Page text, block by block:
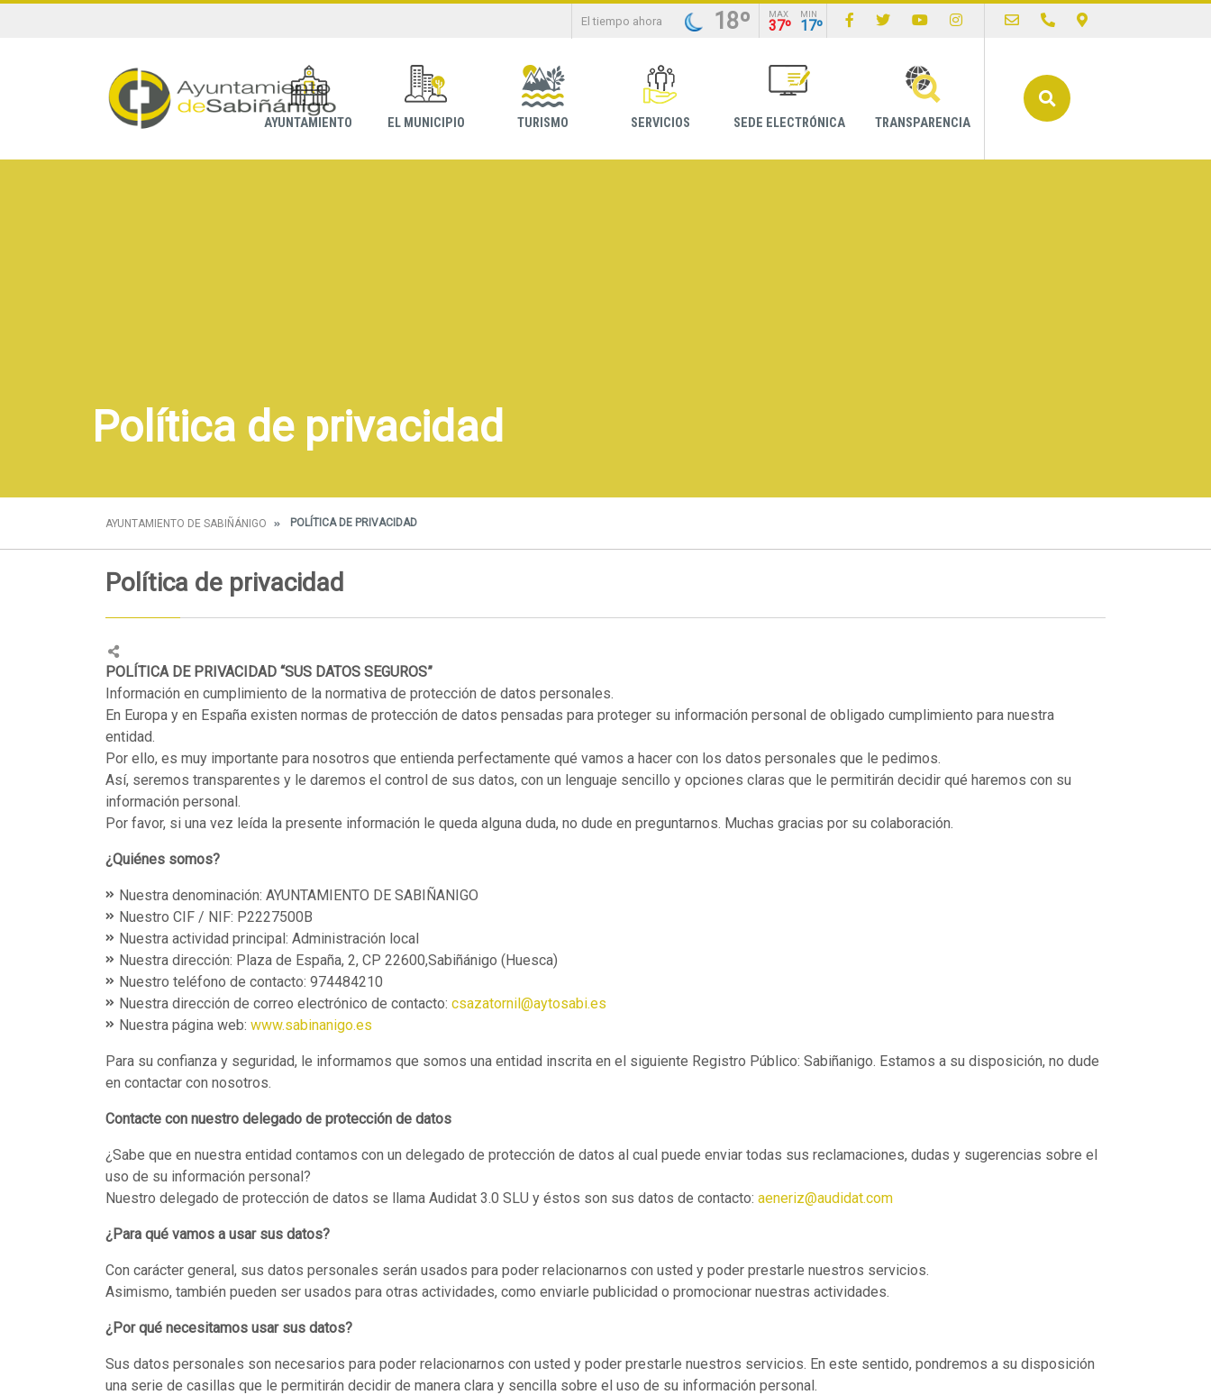
El tiempo ahora 18º MAX
37º
MIN
17º
AYUNTAMIENTO EL MUNICIPIO TURISMO SERVICIOS SEDE ELECTRÓNICA TRANSPARENCIA
Política de privacidad
AYUNTAMIENTO DE SABIÑÁNIGO POLÍTICA DE PRIVACIDAD
Política de privacidad
POLÍTICA DE PRIVACIDAD “SUS DATOS SEGUROS”
Información en cumplimiento de la normativa de protección de datos personales.
En Europa y en España existen normas de protección de datos pensadas para proteger su información personal de obligado cumplimiento para nuestra
entidad.
Por ello, es muy importante para nosotros que entienda perfectamente qué vamos a hacer con los datos personales que le pedimos.
Así, seremos transparentes y le daremos el control de sus datos, con un lenguaje sencillo y opciones claras que le permitirán decidir qué haremos con su
información personal.
Por favor, si una vez leída la presente información le queda alguna duda, no dude en preguntarnos. Muchas gracias por su colaboración.
¿Quiénes somos?
Nuestra denominación: AYUNTAMIENTO DE SABIÑANIGO
Nuestro CIF / NIF: P2227500B
Nuestra actividad principal: Administración local
Nuestra dirección: Plaza de España, 2, CP 22600,Sabiñánigo (Huesca)
Nuestro teléfono de contacto: 974484210
Nuestra dirección de correo electrónico de contacto: csazatornil@aytosabi.es
Nuestra página web: www.sabinanigo.es
Para su confianza y seguridad, le informamos que somos una entidad inscrita en el siguiente Registro Público: Sabiñanigo. Estamos a su disposición, no dude
en contactar con nosotros.
Contacte con nuestro delegado de protección de datos
¿Sabe que en nuestra entidad contamos con un delegado de protección de datos al cual puede enviar todas sus reclamaciones, dudas y sugerencias sobre el
uso de su información personal?
Nuestro delegado de protección de datos se llama Audidat 3.0 SLU y éstos son sus datos de contacto: aeneriz@audidat.com
¿Para qué vamos a usar sus datos?
Con carácter general, sus datos personales serán usados para poder relacionarnos con usted y poder prestarle nuestros servicios.
Asimismo, también pueden ser usados para otras actividades, como enviarle publicidad o promocionar nuestras actividades.
¿Por qué necesitamos usar sus datos?
Sus datos personales son necesarios para poder relacionarnos con usted y poder prestarle nuestros servicios. En este sentido, pondremos a su disposición
una serie de casillas que le permitirán decidir de manera clara y sencilla sobre el uso de su información personal.